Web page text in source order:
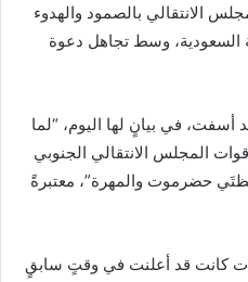
الانتقالي بالصمود والهدوء
السعودية، وسط تجاهل دعوة
أسفت، في بيانٍ لها اليوم، “لما
المجلس الانتقالي الجنوبي
حضرموت والمهرة”، معتبرةً
كانت قد أعلنت في وقتٍ سابقٍ